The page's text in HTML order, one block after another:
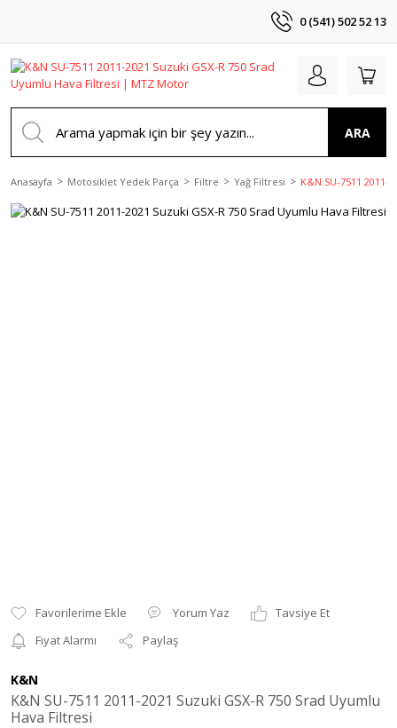
0 (541) 502 52 13
ARA
Anasayfa Motosiklet Yedek Parça Filtre Yağ Filtresi K&N SU-7511 2011-
Yorum Yaz
Tavsiye Et
Fiyat Alarmı
Paylaş
K&N
K&N SU-7511 2011-2021 Suzuki GSX-R 750 Srad Uyumlu
Hava Filtresi